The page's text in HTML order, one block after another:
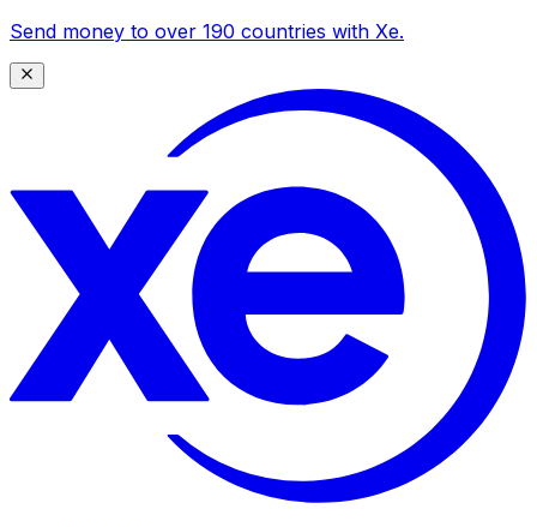
Send money to over 190 countries with Xe.